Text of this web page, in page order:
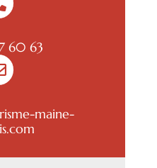
60 63
maine-